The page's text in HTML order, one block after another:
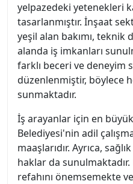
yelpazedeki yetenekleri
tasarlanmıştır. İnşaat
yeşil alan bakımı, teknik
alanda iş imkanları
farklı beceri ve deneyim
düzenlenmiştir, böylece
sunmaktadır.
İş arayanlar için en
Belediyesi'nin adil
maaşlarıdır. Ayrıca,
haklar da sunulmaktadır.
refahını önemsemekte